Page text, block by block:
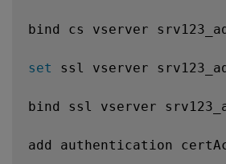
bind cs vserver
set ssl vserver
bind ssl vserver
add authentication